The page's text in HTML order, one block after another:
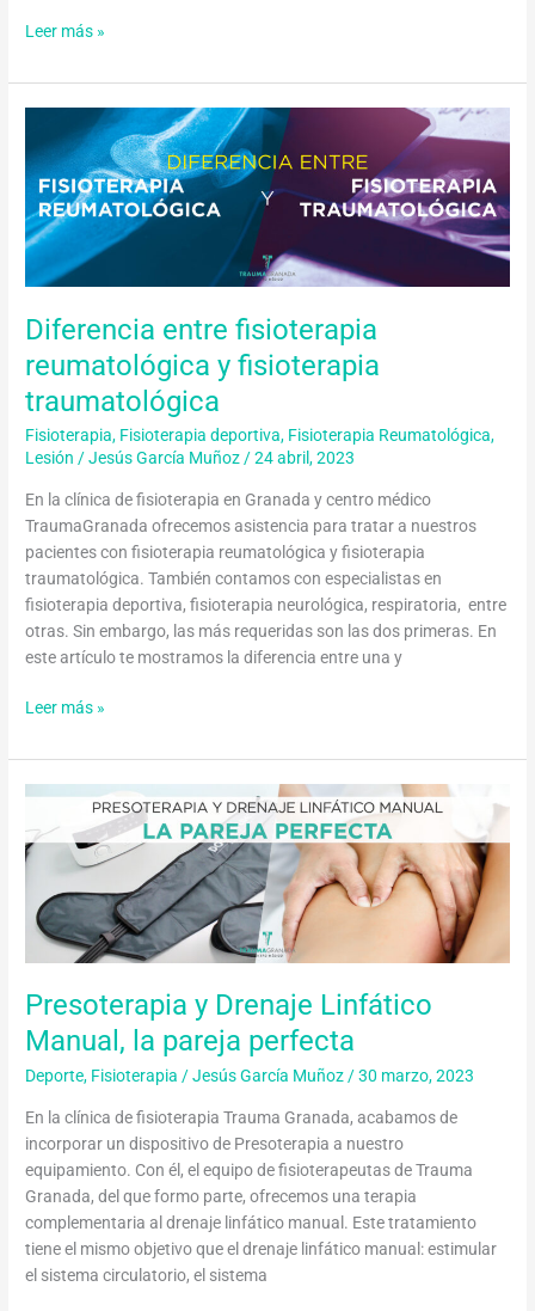
Leer más »
Diferencia entre fisioterapia
reumatológica y fisioterapia
traumatológica
Fisioterapia, Fisioterapia deportiva, Fisioterapia Reumatológica,
Lesión /Jesús García Muñoz/24 abril, 2023
En la clínica de fisioterapia en Granada y centro médico
TraumaGranada ofrecemos asistencia para tratar a nuestros
pacientes con fisioterapia reumatológica y fisioterapia
traumatológica. También contamos con especialistas en
fisioterapia deportiva, fisioterapia neurológica, respiratoria, entre
otras. Sin embargo, las más requeridas son las dos primeras. En
este artículo te mostramos la diferencia entre una y
Diferencia
entre
fisioterapia
reumatológica
y
fisioterapia
traumatológica
Leer más »
Presoterapia y Drenaje Linfático
Manual, la pareja perfecta
Deporte, Fisioterapia /Jesús García Muñoz/30 marzo, 2023
En la clínica de fisioterapia Trauma Granada, acabamos de
incorporar un dispositivo de Presoterapia a nuestro
equipamiento. Con él, el equipo de fisioterapeutas de Trauma
Granada, del que formo parte, ofrecemos una terapia
complementaria al drenaje linfático manual. Este tratamiento
tiene el mismo objetivo que el drenaje linfático manual: estimular
el sistema circulatorio, el sistema
Presoterapia
Drenaje
Linfático
Manual,
la
pareja